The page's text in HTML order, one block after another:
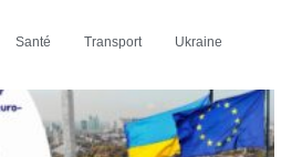
Santé Transport Ukraine